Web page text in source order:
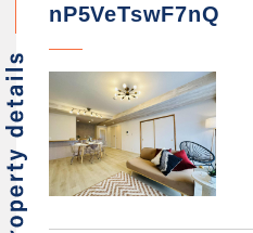
nP5VeTswF7nQ